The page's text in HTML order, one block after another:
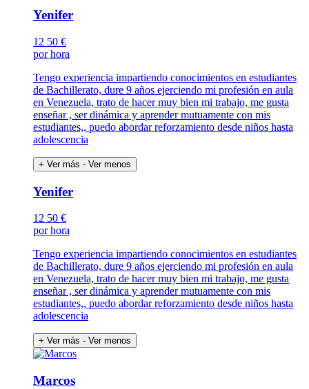
Yenifer
12 50 €
por hora
Tengo experiencia impartiendo conocimientos en estudiantes
de Bachillerato, dure 9 años ejerciendo mi profesión en aula
en Venezuela, trato de hacer muy bien mi trabajo, me gusta
enseñar , ser dinámica y aprender mutuamente con mis
estudiantes,, puedo abordar reforzamiento desde niños hasta
adolescencia
+ Ver más - Ver menos
Yenifer
12 50 €
por hora
Tengo experiencia impartiendo conocimientos en estudiantes
de Bachillerato, dure 9 años ejerciendo mi profesión en aula
en Venezuela, trato de hacer muy bien mi trabajo, me gusta
enseñar , ser dinámica y aprender mutuamente con mis
estudiantes,, puedo abordar reforzamiento desde niños hasta
adolescencia
+ Ver más - Ver menos
Marcos